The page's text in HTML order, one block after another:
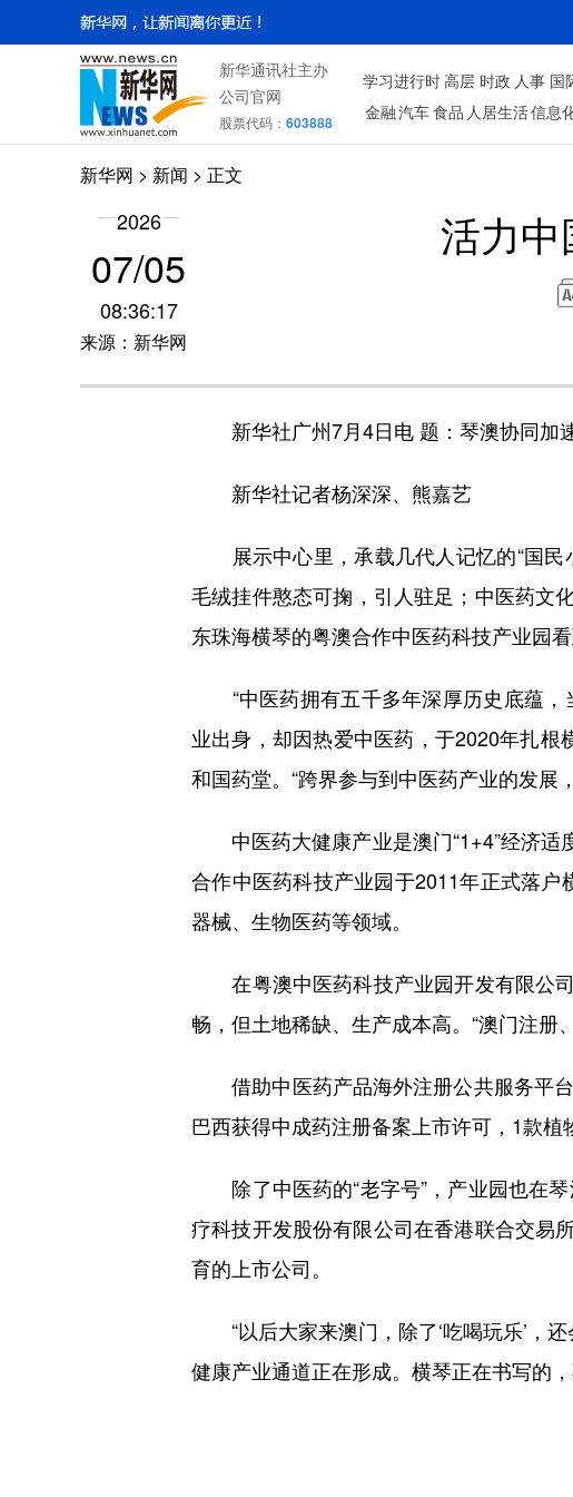
新华通讯社主办
公司官网
股票代码： 603888
学习进行时高层 时政 人事 国
金融汽车食品 人居生活信息
新华网 > 新闻 > 正文
2026
07/05
08:36:17
来源：新华网
活力
新华社广州7月4日电 题：琴澳协同加
新华社记者杨深深、熊嘉艺
展示中心里，承载几代人记忆的“国民
毛绒挂件憨态可掬，引人驻足；中医药
东珠海横琴的粤澳合作中医药科技产业园看
“中医药拥有五千多年深厚历史底蕴，
业出身，却因热爱中医药，于2020年扎
和国药堂。“跨界参与到中医药产业的发展
中医药大健康产业是澳门“1+4”经济适
合作中医药科技产业园于2011年正式落
器械、生物医药等领域。
在粤澳中医药科技产业园开发有限公司
畅，但土地稀缺、生产成本高。“澳门注册
借助中医药产品海外注册公共服务平台
巴西获得中成药注册备案上市许可，1款植
除了中医药的“老字号”，产业园也在琴
疗科技开发股份有限公司在香港联合交易
育的上市公司。
“以后大家来澳门，除了‘吃喝玩乐’，还
健康产业通道正在形成。横琴正在书写的